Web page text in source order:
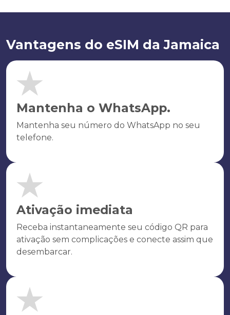
Vantagens do eSIM da Jamaica
Mantenha o WhatsApp.
Mantenha seu número do WhatsApp no seu
telefone.
Ativação imediata
Receba instantaneamente seu código QR para
ativação sem complicações e conecte assim que
desembarcar.